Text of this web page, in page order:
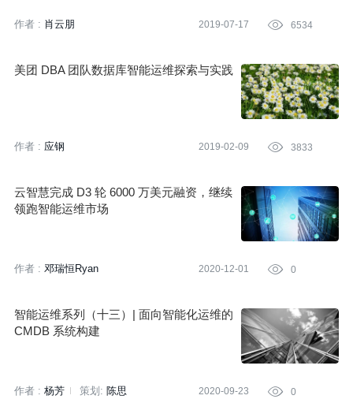
作者 : 肖云朋 2019-07-17  6534
美团 DBA 团队数据库智能运维探索与实践
作者 : 应钢 2019-02-09  3833
云智慧完成 D3 轮 6000 万美元融资，继续
领跑智能运维市场
作者 : 邓瑞恒Ryan 2020-12-01  0
智能运维系列（十三）| 面向智能化运维的
CMDB 系统构建
作者 : 杨芳 策划: 陈思 2020-09-23  0